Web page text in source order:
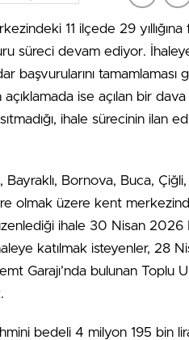
11 ilçede 29
süreci devam ediyor.
başvurularını tamamlaması
ise açılan bir
ihale sürecinin ilan
Bornova, Buca,
olmak üzere kent
ihale 30 Nisan
katılmak isteyenler, 28
Garajı’nda bulunan Toplu
bedeli 4 milyon 195 bin